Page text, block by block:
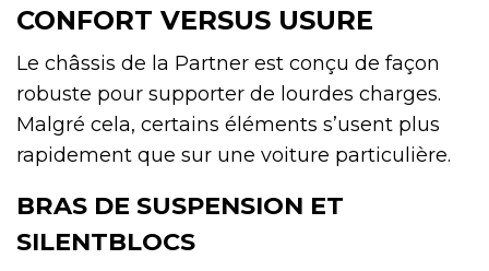
CONFORT VERSUS USURE
Le châssis de la Partner est conçu de façon
robuste pour supporter de lourdes charges.
Malgré cela, certains éléments s’usent plus
rapidement que sur une voiture particulière.
BRAS DE SUSPENSION ET
SILENTBLOCS